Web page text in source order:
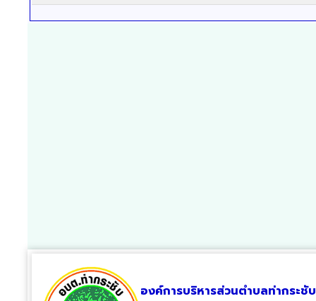
องค์การบริหารส่วนตำบลท่ากระชับ